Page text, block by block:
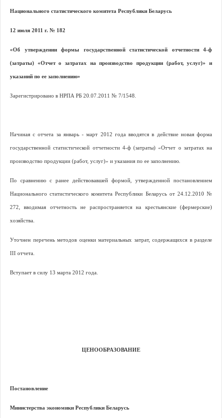
Национального статистического комитета Республики Беларусь
12 июля 2011 г. № 182
«Об утверждении формы государственной статистической отчетности 4-ф
(затраты) «Отчет о затратах на производство продукции (работ, услуг)» и
указаний по ее заполнению»
Зарегистрировано в НРПА РБ 20.07.2011 № 7/1548.
Начиная с отчета за январь - март 2012 года вводятся в действие новая форма
государственной статистической отчетности 4-ф (затраты) «Отчет о затратах на
производство продукции (работ, услуг)» и указания по ее заполнению.
По сравнению с ранее действовавшей формой, утвержденной постановлением
Национального статистического комитета Республики Беларусь от 24.12.2010 №
272, вводимая отчетность не распространяется на крестьянские (фермерские)
хозяйства.
Уточнен перечень методов оценки материальных затрат, содержащихся в разделе
III отчета.
Вступает в силу 13 марта 2012 года.
ЦЕНООБРАЗОВАНИЕ
Постановление
Министерства экономики Республики Беларусь